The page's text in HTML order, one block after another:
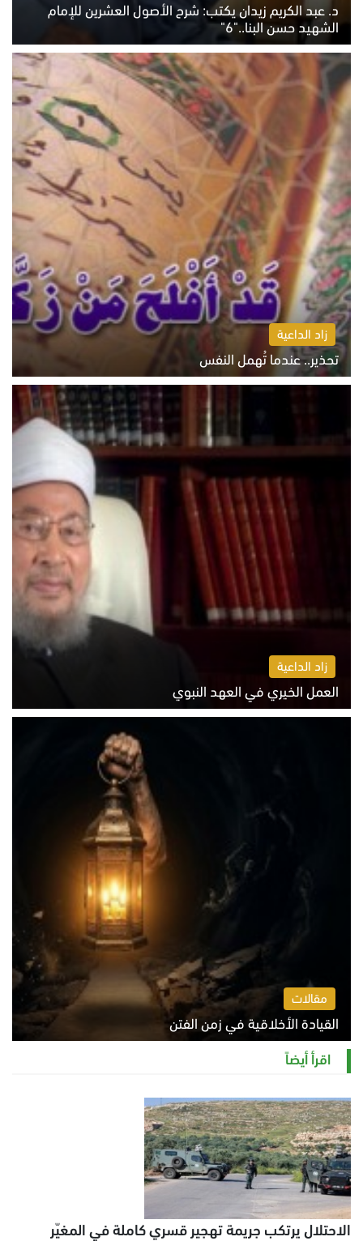
د. عبد الكريم زيدان يكتب: شرح الأصول العشرين للإمام
الشهيد حسن البنا.."6"
الاثنين 10 أغسطس 2026 10:48 ص
زاد الداعية
تحذير.. عندما تُهمل النفس
الاثنين 10 أغسطس 2026 11:11 ص
زاد الداعية
العمل الخيري في العهد النبوي
الاثنين 10 أغسطس 2026 10:55 ص
مقالات
القيادة الأخلاقية في زمن الفتن
الاثنين 10 أغسطس 2026 11:31 ص
اقرأ أيضاً
الاحتلال يرتكب جريمة تهجير قسري كاملة في المغيّر